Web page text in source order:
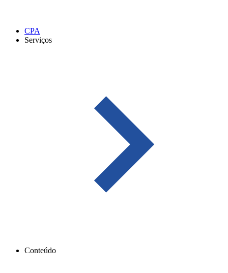
CPA
Serviços
Conteúdo